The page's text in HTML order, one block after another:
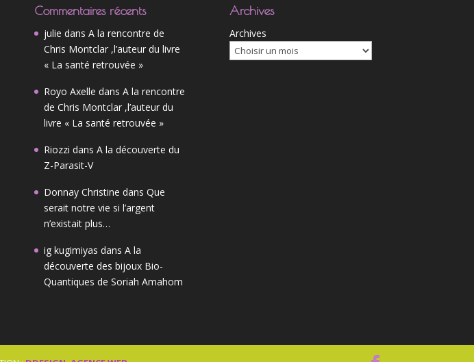
Commentaires récents
julie dans A la rencontre de
Chris Montclar ,l’auteur du livre
« La santé retrouvée »
Royo Axelle dans A la rencontre
de Chris Montclar ,l’auteur du
livre « La santé retrouvée »
Riozzi dans A la découverte du
Z-Parasit-V
Donnay Christine dans Que
serait notre vie si l’argent
n’existait plus…
ig kugimiyas dans A la
découverte des bijoux Bio-
Quantiques de Soriah Amahom
Archives
Archives